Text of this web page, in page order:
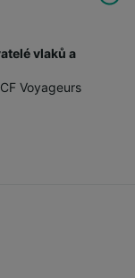
vlaků a
Voyageurs